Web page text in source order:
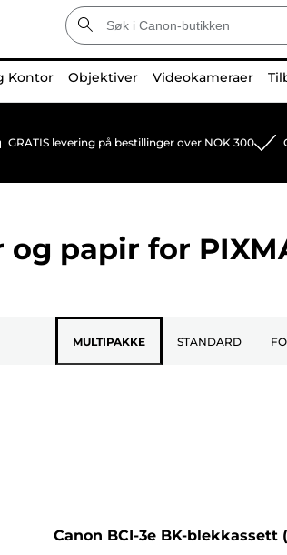
Kontor Objektiver Videokameraer
GRATIS levering på bestillinger over NOK 300
og papir for
MULTIPAKKE STANDARD
Canon BCI-3e BK-